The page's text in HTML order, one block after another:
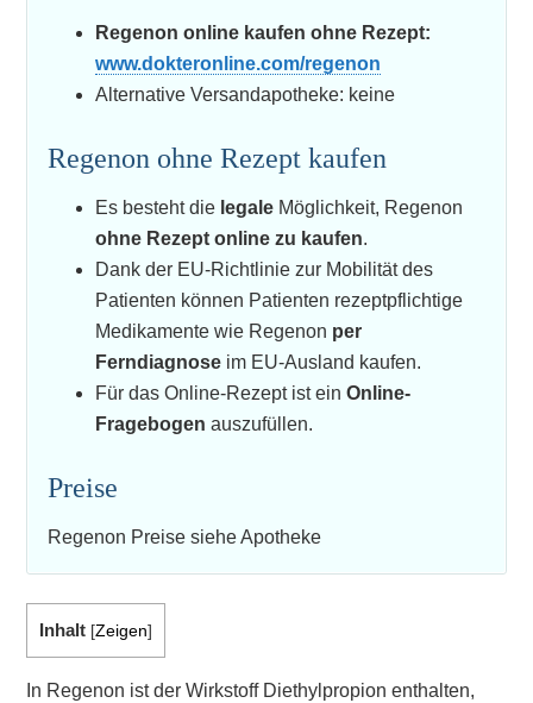
Regenon online kaufen ohne Rezept:
www.dokteronline.com/regenon
Alternative Versandapotheke: keine
Regenon ohne Rezept kaufen
Es besteht die legale Möglichkeit, Regenon
ohne Rezept online zu kaufen.
Dank der EU-Richtlinie zur Mobilität des
Patienten können Patienten rezeptpflichtige
Medikamente wie Regenon per
Ferndiagnose im EU-Ausland kaufen.
Für das Online-Rezept ist einOnline-
Fragebogen auszufüllen.
Preise
Regenon Preise siehe Apotheke
Inhalt [Zeigen]
In Regenon ist der Wirkstoff Diethylpropion enthalten,